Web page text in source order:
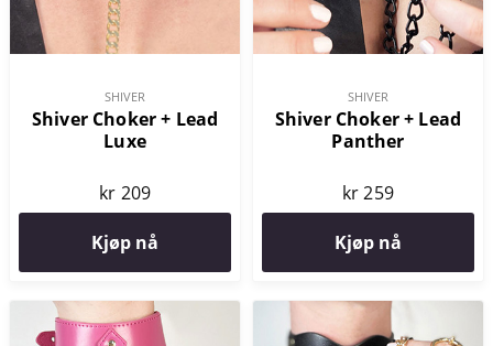
SHIVER
Shiver Choker + Lead
Luxe
kr 209
Kjøp nå
SHIVER
Shiver Choker + Lead
Panther
kr 259
Kjøp nå